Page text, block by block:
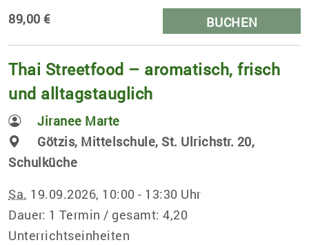
89,00 € BUCHEN
Thai Streetfood – aromatisch, frisch
und alltagstauglich
Jiranee Marte
Götzis, Mittelschule, St. Ulrichstr. 20,
Schulküche
Sa. 19.09.2026, 10:00 - 13:30 Uhr
Dauer: 1 Termin / gesamt: 4,20
Unterrichtseinheiten